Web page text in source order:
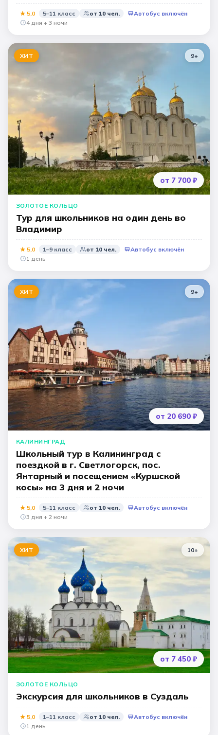
★ 5,0 5–11 класс от 10 чел.
Автобус включён
4 дня + 3 ночи
ХИТ 9+
от 7 700 ₽
ЗОЛОТОЕ КОЛЬЦО
Тур для школьников на один день во
Владимир
★ 5,0 1–9 класс от 10 чел.
Автобус включён
1 день
ХИТ 9+
от 20 690 ₽
КАЛИНИНГРАД
Школьный тур в Калининград с
поездкой в г. Светлогорск, пос.
Янтарный и посещением «Куршской
косы» на 3 дня и 2 ночи
★ 5,0 5–11 класс от 10 чел.
Автобус включён
3 дня + 2 ночи
ХИТ 10+
от 7 450 ₽
ЗОЛОТОЕ КОЛЬЦО
Экскурсия для школьников в Суздаль
★ 5,0 1–11 класс от 10 чел.
Автобус включён
1 день